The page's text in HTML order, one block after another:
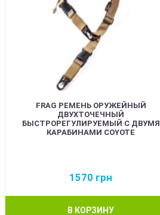
FRAG РЕМЕНЬ ОРУЖЕЙНЫЙ
ДВУХТОЧЕЧНЫЙ
БЫСТРОРЕГУЛИРУЕМЫЙ С ДВУМЯ
КАРАБИНАМИ COYOTE
1570 грн
В КОРЗИНУ